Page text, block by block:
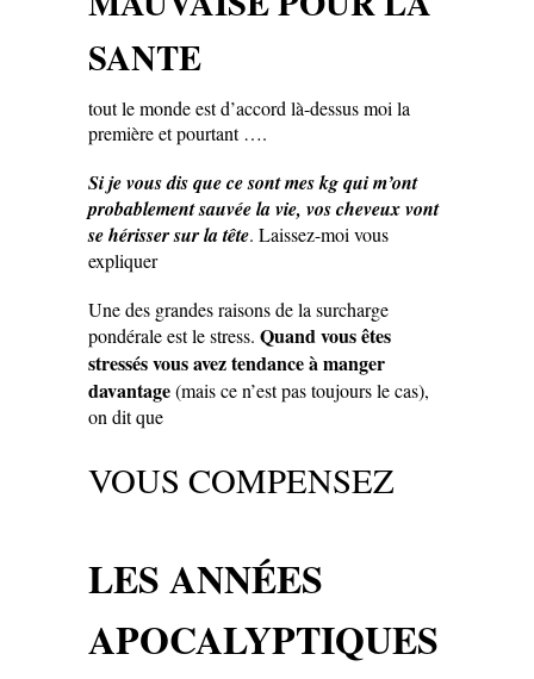
SANTE
tout le monde est d’accord là-dessus moi la
première et pourtant ….
Si je vous dis que ce sont mes kg qui m’ont
probablement sauvée la vie, vos cheveux vont
se hérisser sur la tête. Laissez-moi vous
expliquer
Une des grandes raisons de la surcharge
pondérale est le stress. Quand vous êtes
stressés vous avez tendance à manger
davantage(mais ce n’est pas toujours le cas),
on dit que
VOUS COMPENSEZ
LES ANNÉES
APOCALYPTIQUES